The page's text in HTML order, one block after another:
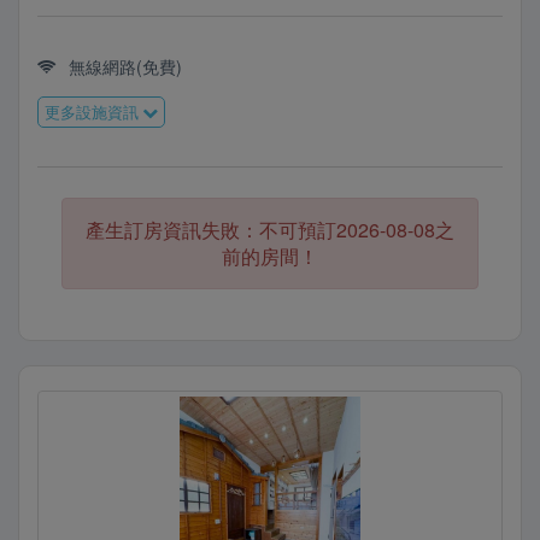
無線網路(免費)
更多設施資訊
產生訂房資訊失敗：不可預訂2026-08-08之
前的房間！